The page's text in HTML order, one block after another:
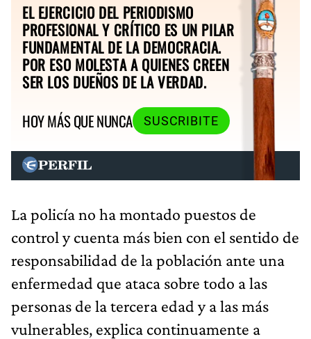
EL EJERCICIO DEL PERIODISMO
PROFESIONAL Y CRÍTICO ES UN PILAR
FUNDAMENTAL DE LA DEMOCRACIA.
POR ESO MOLESTA A QUIENES CREEN
SER LOS DUEÑOS DE LA VERDAD.
HOY MÁS QUE NUNCA
SUSCRIBITE
La policía no ha montado puestos de
control y cuenta más bien con el sentido de
responsabilidad de la población ante una
enfermedad que ataca sobre todo a las
personas de la tercera edad y a las más
vulnerables, explica continuamente a